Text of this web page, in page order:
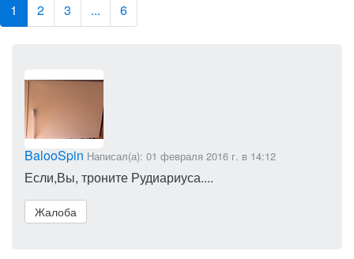
1 2 3 ... 6
BalooSpin Написал(а): 01 февраля 2016 г. в 14:12
Если,Вы, троните Рудиариуса....
Жалоба